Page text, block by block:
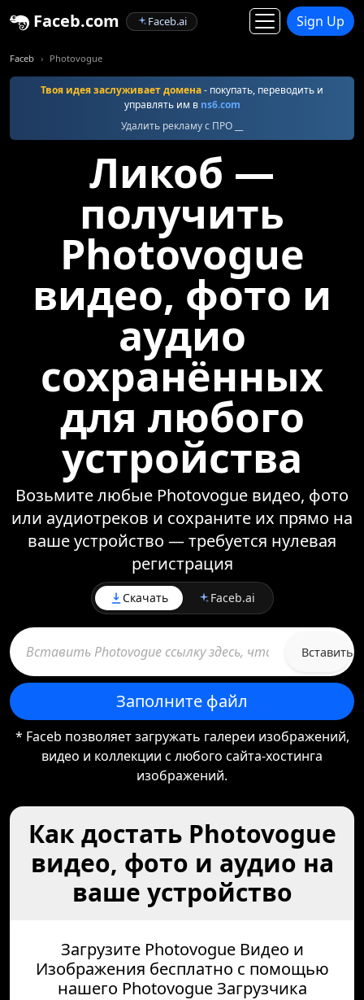
Faceb.com Faceb.ai Sign Up
Faceb Photovogue
Твоя идея заслуживает домена- покупать, переводить и
управлять им в ns6.com
Удалить рекламу с ПРО __
Ликоб —
получить
Photovogue
видео, фото и
аудио
сохранённых
для любого
устройства
Возьмите любые Photovogue видео, фото
или аудиотреков и сохраните их прямо на
ваше устройство — требуется нулевая
регистрация
Скачать Faceb.ai
Вставить
Заполните файл
* Faceb позволяет загружать галереи изображений,
видео и коллекции с любого сайта-хостинга
изображений.
Как достать Photovogue
видео, фото и аудио на
ваше устройство
Загрузите Photovogue Видео и
Изображения бесплатно с помощью
нашего Photovogue Загрузчика